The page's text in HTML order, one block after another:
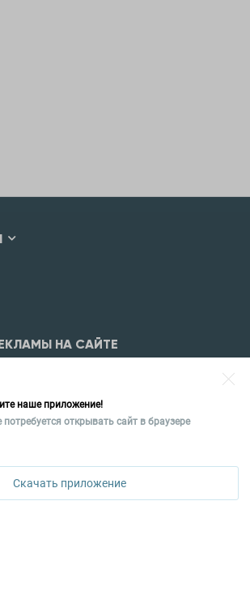
НА САЙТЕ
недвижимости
наше приложение!
открывать сайт в браузере
Скачать приложение